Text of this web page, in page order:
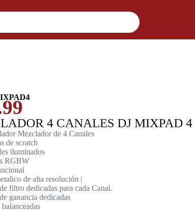
4 CANALES DJ MIXPAD 4
Mezclador de 4 Canales
de scratch
iluminados
RGBW
de alta resolución |
filtro dedicadas para cada Canal.
ganancia dedicadas
balanceadas